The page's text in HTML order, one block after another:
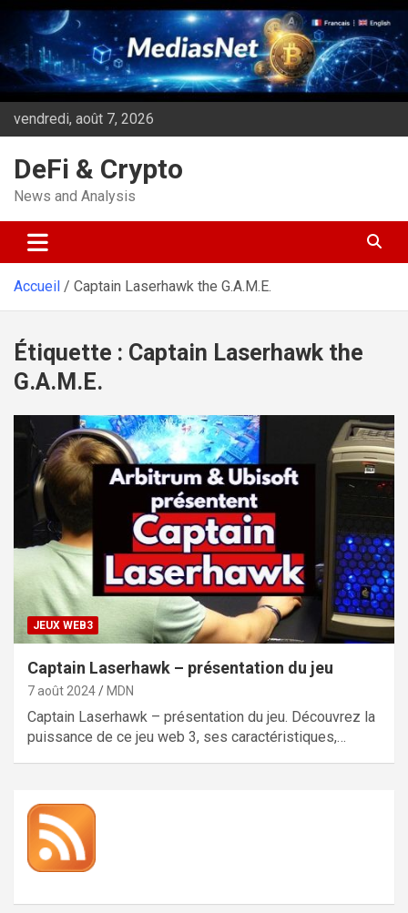
Aller
contenu
vendredi, août 7, 2026
DeFi & Crypto
News and Analysis
Accueil Captain Laserhawk the G.A.M.E.
Étiquette : Captain Laserhawk the
G.A.M.E.
JEUX WEB3
Captain Laserhawk – présentation du jeu
7 août 2024 MDN
Captain Laserhawk – présentation du jeu. Découvrez la
puissance de ce jeu web 3, ses caractéristiques,…